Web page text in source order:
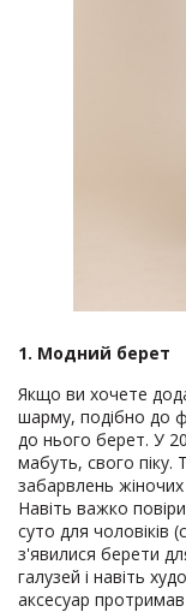
1. Модний берет
Якщо ви хочете
шарму, подібно до
до нього берет. У
мабуть, свого піку.
забарвлень
Навіть важко
суто для чоловіків
з'явилися берети
галузей і навіть
аксесуар